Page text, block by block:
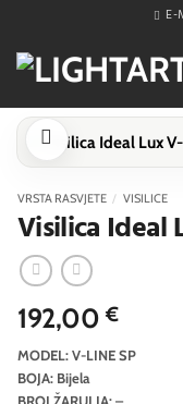
content
E-
VRSTA RASVJETE / VISILICE
Visilica Ideal
192,00€
MODEL: V-LINE SP
BOJA: Bijela